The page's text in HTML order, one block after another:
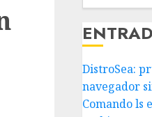
DistroSea:
navegador
Comando ls